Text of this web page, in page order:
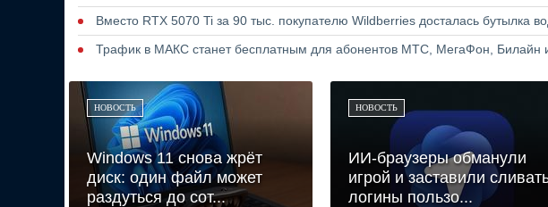
Вместо RTX 5070 Ti за 90 тыс. покупателю Wildberries досталась бутылка
Трафик в МАКС станет бесплатным для абонентов МТС, МегаФон, Билайн
НОВОСТЬ
Windows 11 снова жрёт
диск: один файл может
раздуться до сот...
НОВОСТЬ
ИИ-браузеры обманули
игрой и заставили
логины пользо...